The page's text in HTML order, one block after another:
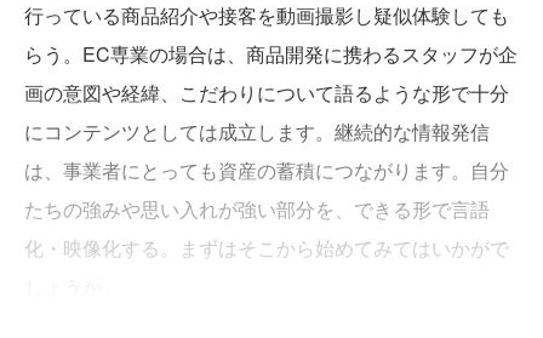
行っている商品紹介や接客を動画撮影し疑似体験しても
らう。EC専業の場合は、商品開発に携わるスタッフが企
画の意図や経緯、こだわりについて語るような形で十分
にコンテンツとしては成立します。継続的な情報発信
は、事業者にとっても資産の蓄積につながります。自分
たちの強みや思い入れが強い部分を、できる形で言語
化・映像化する。まずはそこから始めてみてはいかがで